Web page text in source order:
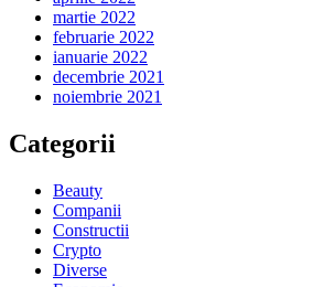
martie 2022
februarie 2022
ianuarie 2022
decembrie 2021
noiembrie 2021
Categorii
Beauty
Companii
Constructii
Crypto
Diverse